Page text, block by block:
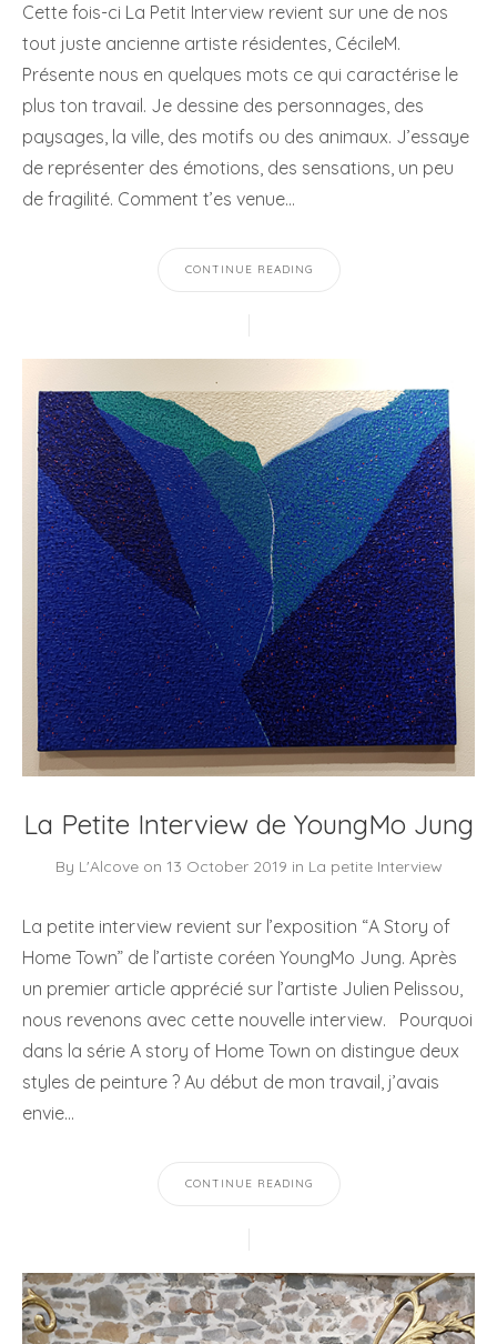
Cette fois-ci La Petit Interview revient sur une de nos
tout juste ancienne artiste résidentes, CécileM.
Présente nous en quelques mots ce qui caractérise le
plus ton travail. Je dessine des personnages, des
paysages, la ville, des motifs ou des animaux. J’essaye
de représenter des émotions, des sensations, un peu
de fragilité. Comment t’es venue…
CONTINUE READING
La Petite Interview de YoungMo Jung
By L'Alcoveon 13 October 2019 in La petite Interview
La petite interview revient sur l’exposition “A Story of
Home Town” de l’artiste coréen YoungMo Jung. Après
un premier article apprécié sur l’artiste Julien Pelissou,
nous revenons avec cette nouvelle interview. Pourquoi
dans la série A story of Home Town on distingue deux
styles de peinture ? Au début de mon travail, j’avais
envie…
CONTINUE READING